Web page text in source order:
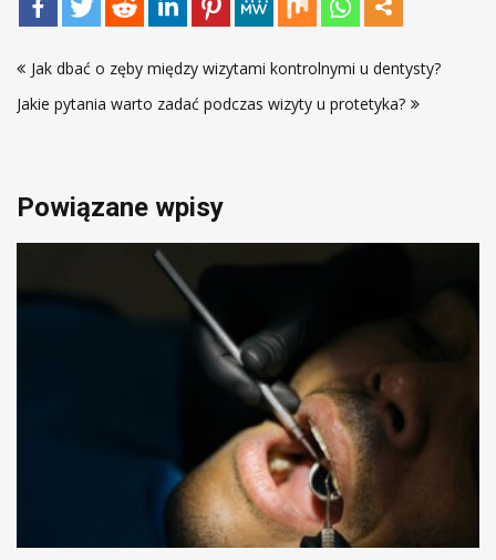
wpisu
Jak dbać o zęby między wizytami kontrolnymi u dentysty?
Jakie pytania warto zadać podczas wizyty u protetyka?
Powiązane wpisy